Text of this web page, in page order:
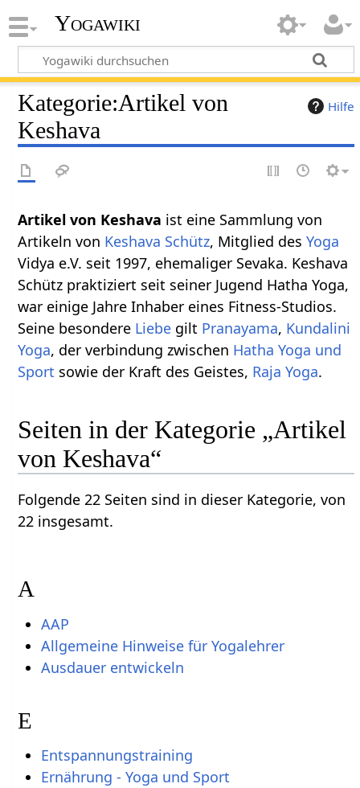
Yogawiki
Hilfe
Kategorie:Artikel von
Keshava
Artikel von Keshava ist eine Sammlung von
Artikeln von Keshava Schütz, Mitglied desYoga
Vidya e.V. seit 1997, ehemaliger Sevaka. Keshava
Schütz praktiziert seit seiner Jugend Hatha Yoga,
war einige Jahre Inhaber eines Fitness-Studios.
Seine besondere Liebe gilt Pranayama, Kundalini
Yoga, der verbindung zwischen Hatha Yoga und
Sport sowie der Kraft des Geistes, Raja Yoga.
Seiten in der Kategorie „Artikel
von Keshava“
Folgende 22 Seiten sind in dieser Kategorie, von
22 insgesamt.
A
AAP
Allgemeine Hinweise für Yogalehrer
Ausdauer entwickeln
E
Entspannungstraining
Ernährung - Yoga und Sport